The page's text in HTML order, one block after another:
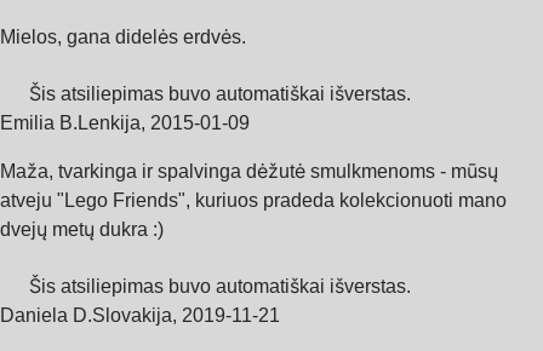
Mielos, gana didelės erdvės.
Šis atsiliepimas buvo automatiškai išverstas.
Emilia B. Lenkija, 2015‑01‑09
Maža, tvarkinga ir spalvinga dėžutė smulkmenoms - mūsų
atveju "Lego Friends", kuriuos pradeda kolekcionuoti mano
dvejų metų dukra :)
Šis atsiliepimas buvo automatiškai išverstas.
Daniela D.Slovakija, 2019‑11‑21